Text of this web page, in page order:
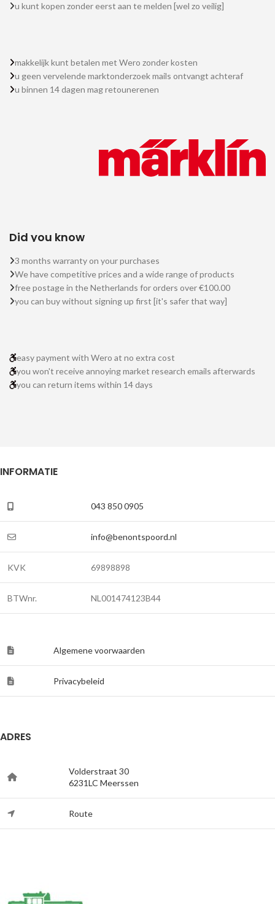
u kunt kopen zonder eerst aan te melden [wel zo veilig]
makkelijk kunt betalen met Wero zonder kosten
u geen vervelende marktonderzoek mails ontvangt achteraf
u binnen 14 dagen mag retounerenen
Did you know
3 months warranty on your purchases
We have competitive prices and a wide range of products
free postage in the Netherlands for orders over €100.00
you can buy without signing up first [it's safer that way]
easy payment with Wero at no extra cost
you won't receive annoying market research emails afterwards
you can return items within 14 days
INFORMATIE
043 850 0905
info@benontspoord.nl
KVK 69898898
BTWnr. NL001474123B44
Algemene voorwaarden
Privacybeleid
ADRES
Volderstraat 30
6231LC Meerssen
Route